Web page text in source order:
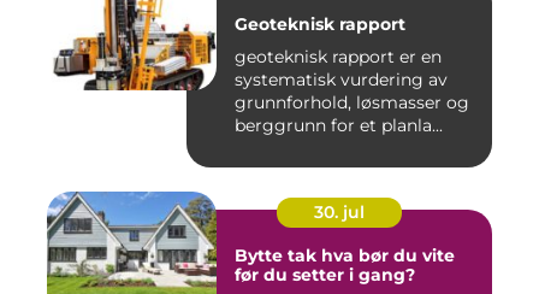
Geoteknisk rapport
geoteknisk rapport er en
systematisk vurdering av
grunnforhold, løsmasser og
berggrunn for et planla...
30. jul
Bytte tak hva bør du vite
før du setter i gang?